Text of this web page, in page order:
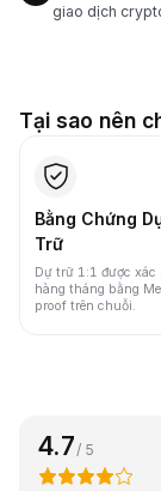
giao dịch
Tại sao nên
Bằng Chứng
Trữ
Dự trữ 1:1 được xác
hàng tháng bằng
proof trên chuỗi.
4.7 / 5